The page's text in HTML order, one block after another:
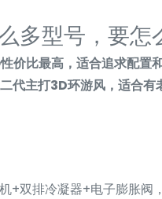
多型号，要怎
价比最高，适合追求配置
代主打3D环游风，适合有
+双排冷凝器+电子膨胀